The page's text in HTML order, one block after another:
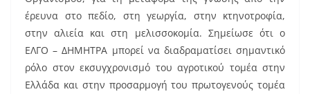
έρευνα στο πεδίο, στη γεωργία, στην κτηνοτροφία,
στην αλιεία και στη μελισσοκομία. Σημείωσε ότι ο
ΕΛΓΟ – ΔΗΜΗΤΡΑ μπορεί να διαδραματίσει σημαντικό
ρόλο στον εκσυγχρονισμό του αγροτικού τομέα στην
Ελλάδα και στην προσαρμογή του πρωτογενούς τομέα